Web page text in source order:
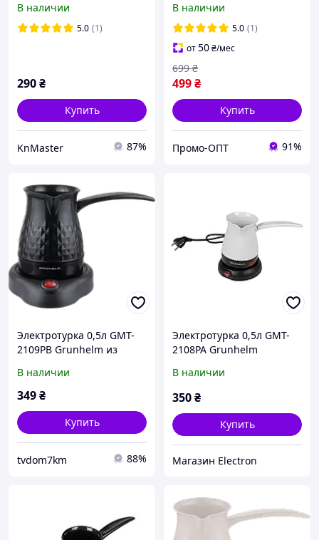
В наличии
5.0 (1)
290₴
Купить
KnMaster 87%
В наличии
5.0 (1)
от50₴/мес
499₴
699 ₴
Купить
Промо-ОПТ 91%
Электротурка 0,5л GMT-
2109PB Grunhelm из
для молотого кофе 600 Вт
кнопочное управление
В наличии
349₴
Купить
tvdom7km 88%
Электротурка 0,5л GMT-
2108PA Grunhelm
В наличии
350₴
Купить
Магазин Electron